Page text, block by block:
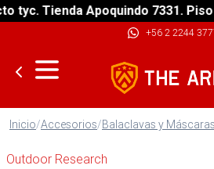
Tienda Apoquindo 7331. Piso 9.
+56 2 2244
Inicio/Accesorios/Balaclavas y Máscaras
Outdoor Research